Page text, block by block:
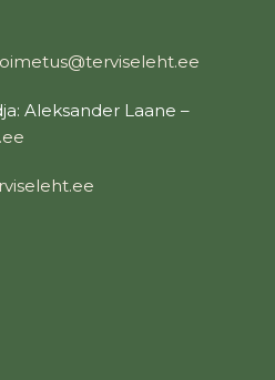
Aleksander Laane –